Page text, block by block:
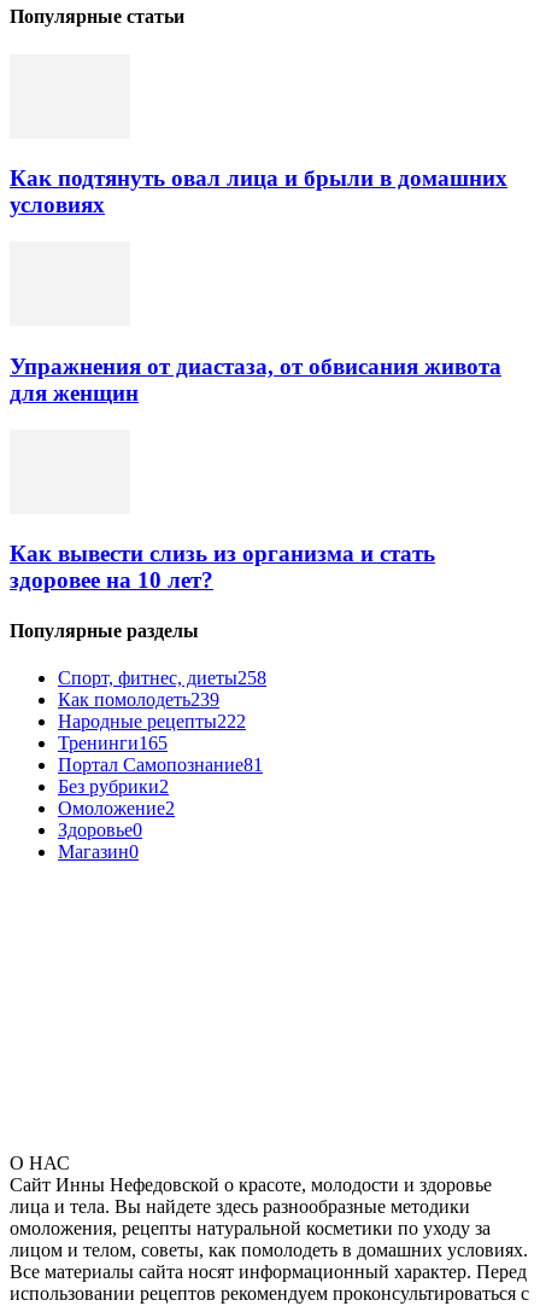
Популярные статьи
Как подтянуть овал лица и брыли в домашних
условиях
Упражнения от диастаза, от обвисания живота
для женщин
Как вывести слизь из организма и стать
здоровее на 10 лет?
Популярные разделы
Спорт, фитнес, диеты258
Как помолодеть239
Народные рецепты222
Тренинги165
Портал Самопознание81
Без рубрики2
Омоложение2
Здоровье0
Магазин0
О НАС
Сайт Инны Нефедовской о красоте, молодости и здоровье
лица и тела. Вы найдете здесь разнообразные методики
омоложения, рецепты натуральной косметики по уходу за
лицом и телом, советы, как помолодеть в домашних условиях.
Все материалы сайта носят информационный характер. Перед
использовании рецептов рекомендуем проконсультироваться с